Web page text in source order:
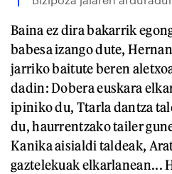
Baina ez dira bakarrik
babesa izango dute,
jarriko baitute beren
dadin: Dobera euskara
ipiniko du, Ttarla dantza
du, haurrentzako tailer
Kanika aisialdi taldeak,
gaztelekuak elkarlanean...